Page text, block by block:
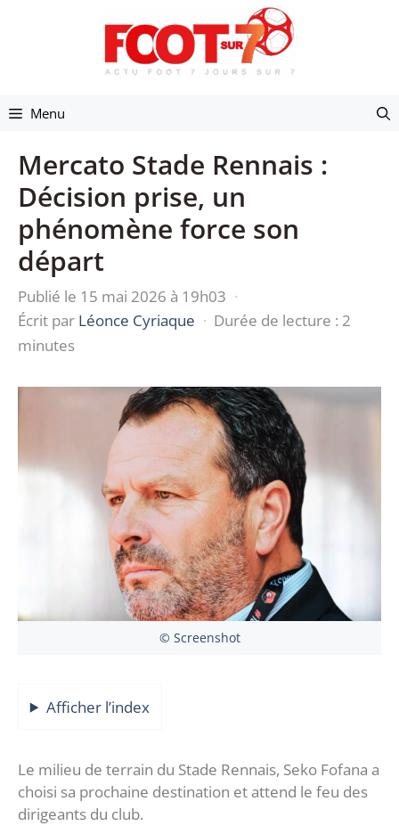
Menu
Mercato Stade Rennais :
Décision prise, un
phénomène force son
départ
Publié le 15 mai 2026 à 19h03 ·
Écrit par Léonce Cyriaque · Durée de lecture : 2
minutes
© Screenshot
Afficher l’index
Le milieu de terrain du Stade Rennais, Seko Fofana a
choisi sa prochaine destination et attend le feu des
dirigeants du club.